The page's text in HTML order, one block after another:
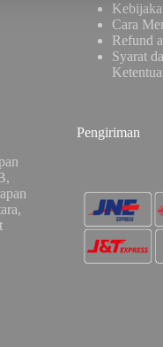
Cara
Refund
Syarat
Pengiriman